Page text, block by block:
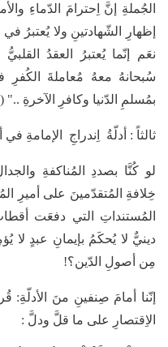
الجُملةِ إنَّ اِحترامَ الدّماءِ
إظهارِ الشّهادتينِ ولا يُعتبرُ في
نعَم إنّما يُعتبرُ العقدُ
سُبحانهُ معهُ مُعاملةَ
بمُسلمِ الدّنيا وكافرِ الآخرةِ .."
ثالثاً : أدلّةُ اِندراجِ الإمامةِ
لو كُنَّا بصددِ المُناكفةِ
خِلافةِ المُتقدّمينَ على أميرِ
المُستنداتِ التي دفعَت
دينيٌّ لا يُحكَمُ بإيمانِ عبدٍ لا
مِن أصولِ الدّين؟!
إنّنا أمامَ صِنفينِ منَ الأدلّةِ:
الاِقتصارِ على ما قلَّ ودلَّ :